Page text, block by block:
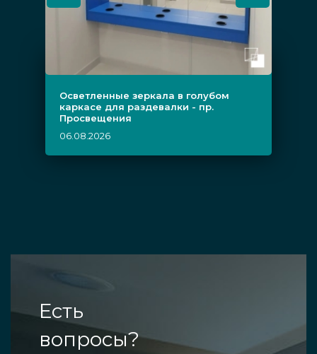
Осветленные зеркала в голубом
каркасе для раздевалки - пр.
Просвещения
06.08.2026
Есть
вопросы?